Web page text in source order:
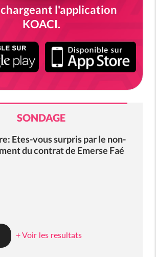
l'application
KOACI.
SONDAGE
Etes-vous surpris par le non-
du contrat de Emerse Faé
+ Voir les resultats